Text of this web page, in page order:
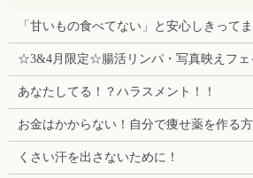
「甘いもの食べてない」と安心しきって
☆3&4月限定☆腸活リンパ・写真映えフェ
あなたしてる！？ハラスメント！！
お金はかからない！自分で痩せ薬を作る方
くさい汗を出さないために！